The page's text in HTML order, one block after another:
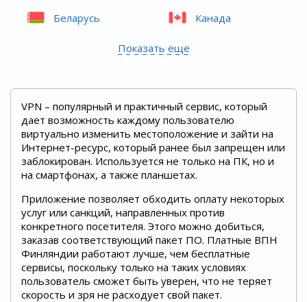
Беларусь Канада
Показать еще
VPN – популярный и практичный сервис, который
дает возможность каждому пользователю
виртуально изменить местоположение и зайти на
Интернет-ресурс, который ранее был запрещен или
заблокирован. Используется не только на ПК, но и
на смартфонах, а также планшетах.
Приложение позволяет обходить оплату некоторых
услуг или санкций, направленных против
конкретного посетителя. Этого можно добиться,
заказав соответствующий пакет ПО. Платные ВПН
Финляндии работают лучше, чем бесплатные
сервисы, поскольку только на таких условиях
пользователь сможет быть уверен, что не теряет
скорость и зря не расходует свой пакет.